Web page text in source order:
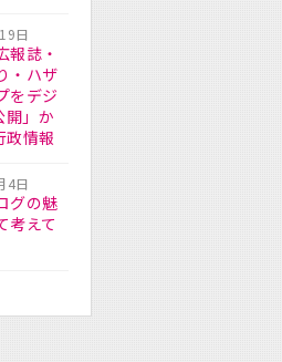
日
報誌・
・ハザ
をデジ
開」か
政情報
4日
グの魅
考えて